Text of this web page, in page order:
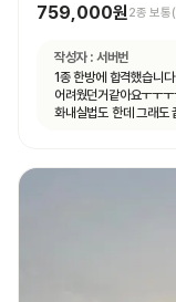
759,000원 2종 보통
작성자 : 서버번
1종 한방에 합격했습니
어려웠던거같아요ㅜㅜ
화내실법도 한데 그래도